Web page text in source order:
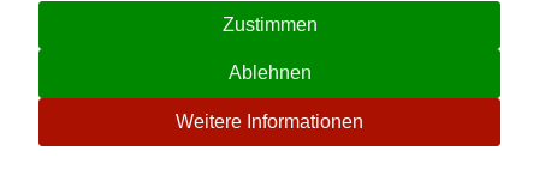
☉
Zustimmen
Ablehnen
Weitere Informationen